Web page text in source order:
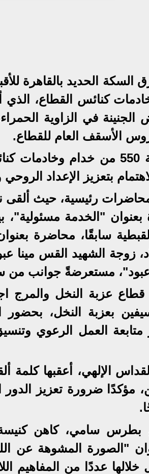
الحديد بالقاهرة
كنائس القطاع، الذي
الجنينة في الزاوية
الأسقف العام للقطاع.
وشهد المؤتمر مشاركة 550 من
بتعزيز الإعداد
رئيسية، حيث ألقى
"الخدمة مسئولية"،
سابقًا، محاضرة
زوجة الشهيد القس مينا
عبود"، مستعرضةً جوانب من
عزبة النخل والمرج
بعزبة النخل، بحضور
العمل الرعوي
الإلهي، أعقبها كلمة
مؤكدًا ضرورة تعزيز
بطرس سامي، كاهن
"الصورة المشوهة عن
عددًا من المفاهيم